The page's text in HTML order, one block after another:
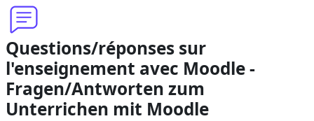
Questions/réponses sur
l'enseignement avec Moodle -
Fragen/Antworten zum
Unterrichen mit Moodle